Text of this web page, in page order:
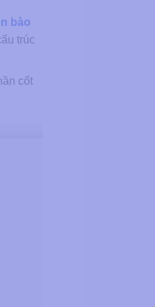
bào
trúc
cốt